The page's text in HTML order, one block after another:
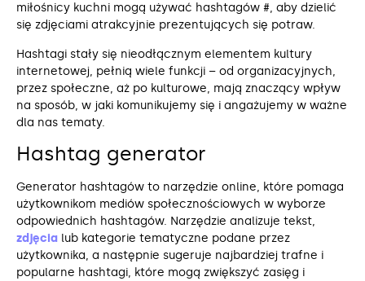
miłośnicy kuchni mogą używać hashtagów #, aby dzielić
się zdjęciami atrakcyjnie prezentujących się potraw.
Hashtagi stały się nieodłącznym elementem kultury
internetowej, pełnią wiele funkcji – od organizacyjnych,
przez społeczne, aż po kulturowe, mają znaczący wpływ
na sposób, w jaki komunikujemy się i angażujemy w ważne
dla nas tematy.
Hashtag generator
Generator hashtagów to narzędzie online, które pomaga
użytkownikom mediów społecznościowych w wyborze
odpowiednich hashtagów. Narzędzie analizuje tekst,
zdjęcia lub kategorie tematyczne podane przez
użytkownika, a następnie sugeruje najbardziej trafne i
popularne hashtagi, które mogą zwiększyć zasięg i